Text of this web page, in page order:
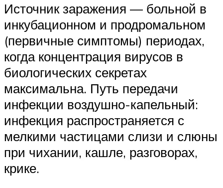
Источник заражения — больной в
инкубационном и продромальном
(первичные симптомы) периодах,
когда концентрация вирусов в
биологических секретах
максимальна. Путь передачи
инфекции воздушно-капельный:
инфекция распространяется с
мелкими частицами слизи и слюны
при чихании, кашле, разговорах,
крике.